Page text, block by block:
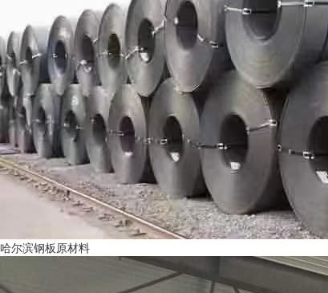
哈尔滨钢板原材料